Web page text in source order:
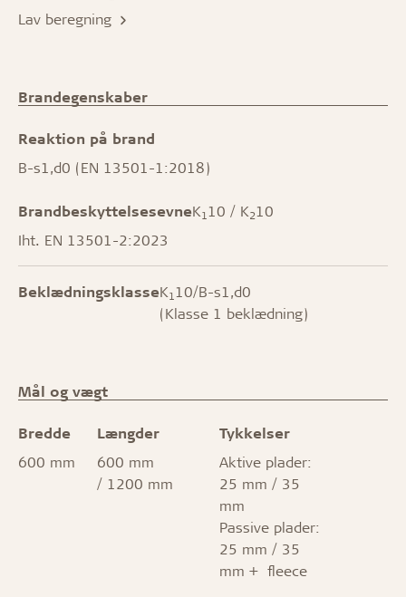
Lav beregning
Brandegenskaber
Reaktion på brand
B-s1,d0 (EN 13501-1:2018)
BrandbeskyttelsesevneK1 10 / K2 10
Iht. EN 13501-2:2023
BeklædningsklasseK1 10/B-s1,d0
(Klasse 1 beklædning)
Mål og vægt
Bredde
600 mm
Længder
600 mm
/ 1200 mm
Tykkelser
Aktive plader:
25 mm / 35
mm
Passive plader:
25 mm / 35
mm + fleece